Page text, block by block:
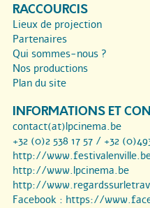
RACCOURCIS
Lieux de projection
Partenaires
Qui sommes-nous ?
Nos productions
Plan du site
INFORMATIONS ET
contact(at)lpcinema.be
+32 (0)2 538 17 57 / +32
http://
http://www.lpcinema.be
http://
Facebook : https://